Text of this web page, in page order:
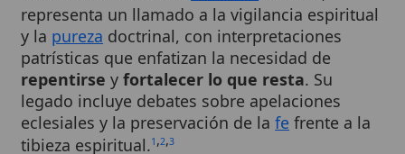
patrísticas que enfatizan la necesidad de
repentirseyfortalecer lo que resta . Su
legado incluye debates sobre apelaciones
eclesiales y la preservación de lafefrente a la
tibieza espiritual.1 ,2,3
Cuadro resumen
[Datos abiertos]